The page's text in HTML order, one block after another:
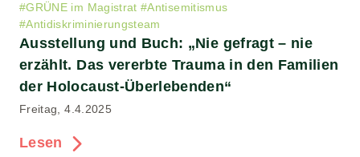
#GRÜNE im Magistrat #Antisemitismus
#Antidiskriminierungsteam
Ausstellung und Buch: „Nie gefragt – nie
erzählt. Das vererbte Trauma in den Familien
der Holocaust-Überlebenden“
Freitag, 4.4.2025
Lesen